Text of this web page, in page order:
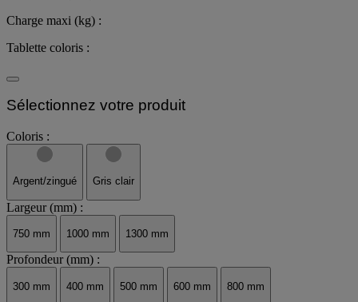
Charge maxi (kg) :
Tablette coloris :
Sélectionnez votre produit
Coloris :
Argent/zingué Gris clair
Largeur (mm) :
750 mm 1000 mm 1300 mm
Profondeur (mm) :
300 mm 400 mm 500 mm 600 mm 800 mm